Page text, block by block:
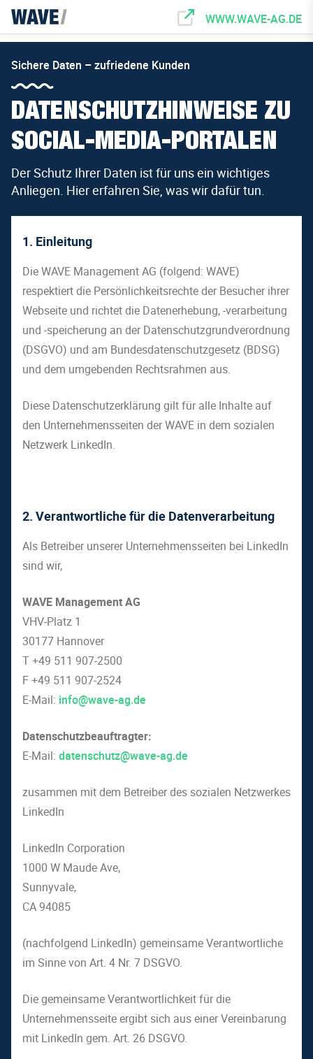
WWW.WAVE-AG.DE
Sichere Daten – zufriedene Kunden
DATENSCHUTZHINWEISE ZU
SOCIAL-MEDIA-PORTALEN
Der Schutz Ihrer Daten ist für uns ein wichtiges
Anliegen. Hier erfahren Sie, was wir dafür tun.
1. Einleitung
Die WAVE Management AG (folgend: WAVE)
respektiert die Persönlichkeitsrechte der Besucher ihrer
Webseite und richtet die Datenerhebung, -verarbeitung
und -speicherung an der Datenschutzgrundverordnung
(DSGVO) und am Bundesdatenschutzgesetz (BDSG)
und dem umgebenden Rechtsrahmen aus.
Diese Datenschutzerklärung gilt für alle Inhalte auf
den Unternehmensseiten der WAVE in dem sozialen
Netzwerk LinkedIn.
2. Verantwortliche für die Datenverarbeitung
Als Betreiber unserer Unternehmensseiten bei LinkedIn
sind wir,
WAVE Management AG
VHV-Platz 1
30177 Hannover
T +49 511 907-2500
F +49 511 907-2524
E-Mail: info@wave-ag.de
Datenschutzbeauftragter:
E-Mail: datenschutz@wave-ag.de
zusammen mit dem Betreiber des sozialen Netzwerkes
LinkedIn
LinkedIn Corporation
1000 W Maude Ave,
Sunnyvale,
CA 94085
(nachfolgend LinkedIn) gemeinsame Verantwortliche
im Sinne von Art. 4 Nr. 7 DSGVO.
Die gemeinsame Verantwortlichkeit für die
Unternehmensseite ergibt sich aus einer Vereinbarung
mit LinkedIn gem. Art. 26 DSGVO.